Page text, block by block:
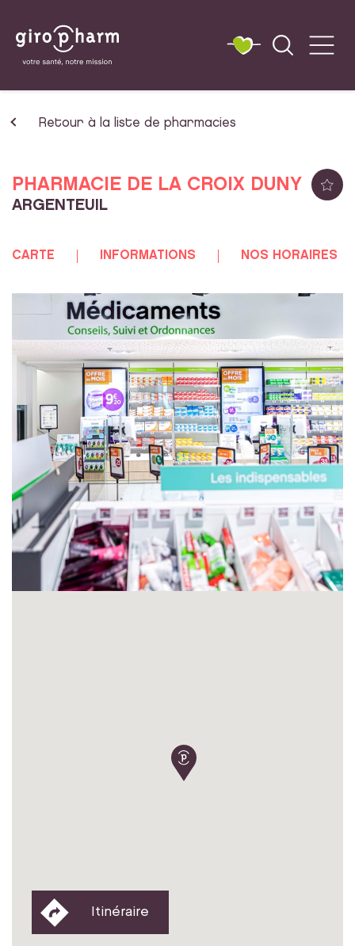
Retour à la liste de pharmacies
PHARMACIE DE LA CROIX DUNY
ARGENTEUIL
CARTE INFORMATIONS NOS HORAIRES
Itinéraire